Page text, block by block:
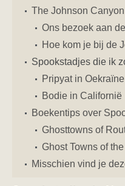
The Johnson
Ons bezoek aan
Hoe kom je bij de
Spookstadjes die ik
Pripyat in Oekraïne
Bodie in Californië
Boekentips over
Ghosttowns of
Ghost Towns of
Misschien vind je